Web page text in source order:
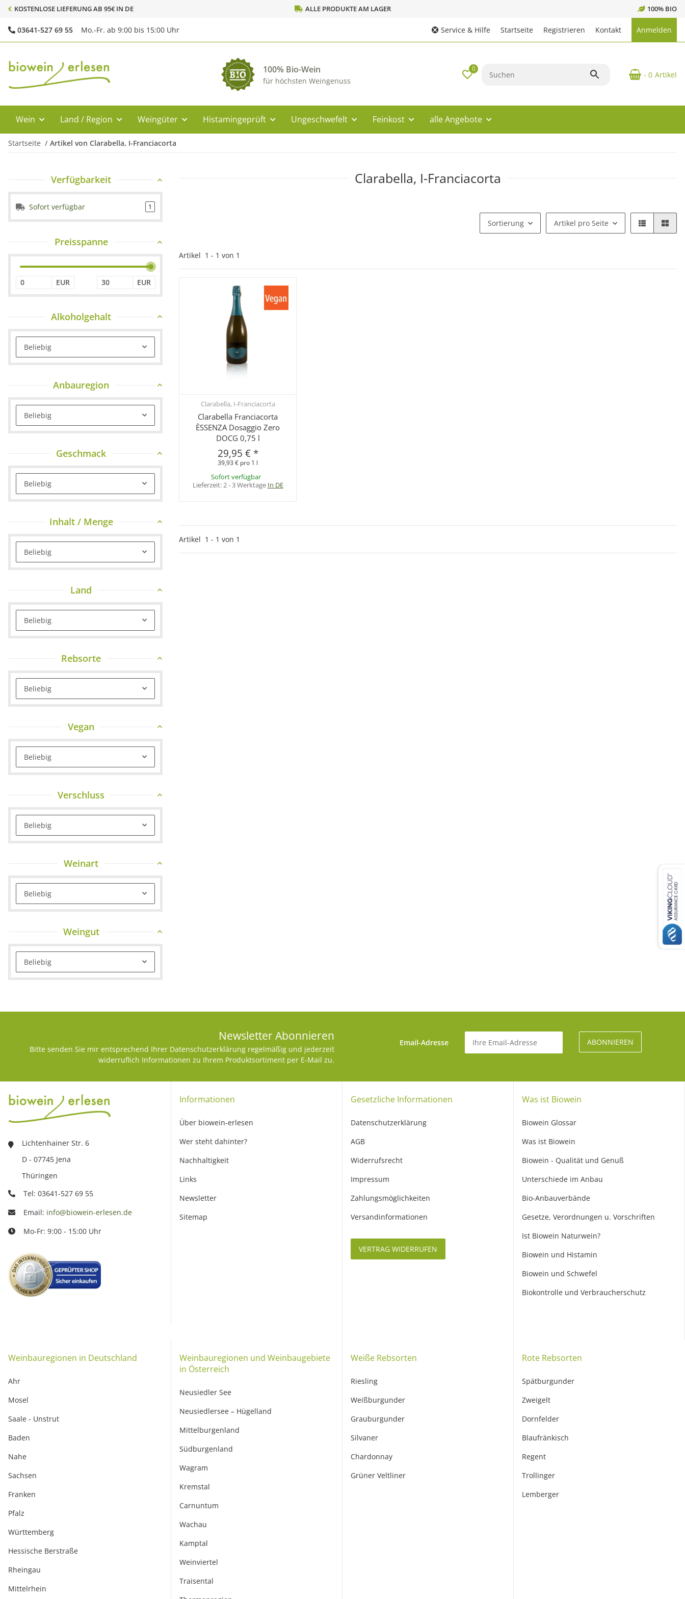
€ KOSTENLOSE LIEFERUNG AB 95€ IN DE ALLE PRODUKTE AM LAGER 100% BIO
03641-527 69 55 Mo.-Fr. ab 9:00 bis 15:00 Uhr Service & Hilfe Startseite Registrieren Kontakt Anmelden
100% Bio-Wein
für höchsten Weingenuss
0
- 0 Artikel
Wein Land / Region Weingüter Histamingeprüft Ungeschwefelt Feinkost alle Angebote
Startseite Artikel von Clarabella, I-Franciacorta
Clarabella, I-Franciacorta
Sortierung Artikel pro Seite
Artikel 1 - 1 von 1
Schnellkauf
Clarabella, I-Franciacorta
Clarabella Franciacorta
ÈSSENZA Dosaggio Zero
DOCG 0,75 l
29,95 € *
39,93 € pro 1 l
Sofort verfügbar
Lieferzeit:2 - 3 Werktage In DE
Artikel 1 - 1 von 1
Verfügbarkeit
Sofort verfügbar 1
Preisspanne
EUR EUR
Alkoholgehalt
Beliebig
Anbauregion
Beliebig
Geschmack
Beliebig
Inhalt / Menge
Beliebig
Land
Beliebig
Rebsorte
Beliebig
Vegan
Beliebig
Verschluss
Beliebig
Weinart
Beliebig
Weingut
Beliebig
Newsletter Abonnieren
Bitte senden Sie mir entsprechend Ihrer Datenschutzerklärung regelmäßig und jederzeit
widerruflich Informationen zu Ihrem Produktsortiment per E-Mail zu.
Email-Adresse
Lichtenhainer Str. 6
D - 07745 Jena
Thüringen
Tel: 03641-527 69 55
Email: info@biowein-erlesen.de
Mo-Fr: 9:00 - 15:00 Uhr
Informationen
Über biowein-erlesen
Wer steht dahinter?
Nachhaltigkeit
Links
Newsletter
Sitemap
Gesetzliche Informationen
Datenschutzerklärung
AGB
Widerrufsrecht
Impressum
Zahlungsmöglichkeiten
Versandinformationen
VERTRAG WIDERRUFEN
Was ist Biowein
Biowein Glossar
Was ist Biowein
Biowein - Qualität und Genuß
Unterschiede im Anbau
Bio-Anbauverbände
Gesetze, Verordnungen u. Vorschriften
Ist Biowein Naturwein?
Biowein und Histamin
Biowein und Schwefel
Biokontrolle und Verbraucherschutz
Weinbauregionen in Deutschland
Ahr
Mosel
Saale - Unstrut
Baden
Nahe
Sachsen
Franken
Pfalz
Württemberg
Hessische Berstraße
Rheingau
Mittelrhein
Weinbauregionen und Weinbaugebiete
in Österreich
Neusiedler See
Neusiedlersee – Hügelland
Mittelburgenland
Südburgenland
Wagram
Kremstal
Carnuntum
Wachau
Kamptal
Weinviertel
Traisental
Weiße Rebsorten
Riesling
Weißburgunder
Grauburgunder
Silvaner
Chardonnay
Grüner Veltliner
Rote Rebsorten
Spätburgunder
Zweigelt
Dornfelder
Blaufränkisch
Regent
Trollinger
Lemberger